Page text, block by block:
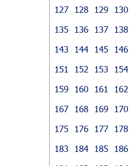
127
128 129 130
135
136 137 138
143
144 145 146
151
152 153 154
159
160 161 162
167
168 169 170
175
176 177 178
183
184 185 186